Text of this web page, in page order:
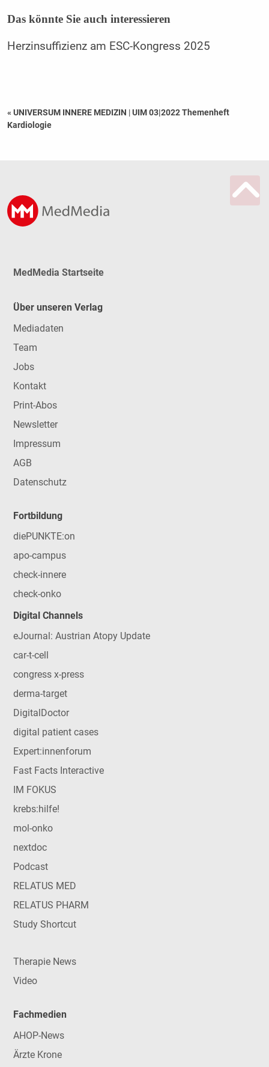
Das könnte Sie auch interessieren
Herzinsuffizienz am ESC-Kongress 2025
« UNIVERSUM INNERE MEDIZIN |UIM 03|2022 Themenheft
Kardiologie
MedMedia Startseite
Über unseren Verlag
Mediadaten
Team
Jobs
Kontakt
Print-Abos
Newsletter
Impressum
AGB
Datenschutz
Fortbildung
diePUNKTE:on
apo-campus
check-innere
check-onko
Digital Channels
eJournal: Austrian Atopy Update
car-t-cell
congress x-press
derma-target
DigitalDoctor
digital patient cases
Expert:innenforum
Fast Facts Interactive
IM FOKUS
krebs:hilfe!
mol-onko
nextdoc
Podcast
RELATUS MED
RELATUS PHARM
Study Shortcut
Therapie News
Video
Fachmedien
AHOP-News
Ärzte Krone